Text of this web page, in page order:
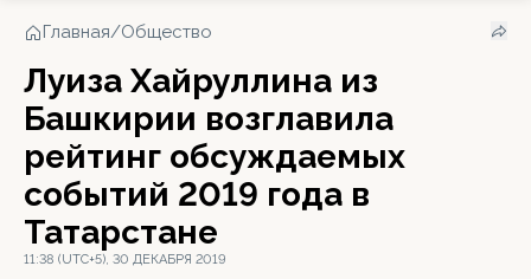
Главная/Общество
Луиза Хайруллина из
Башкирии возглавила
рейтинг обсуждаемых
событий 2019 года в
Татарстане
11:38 (UTC+5), 30 ДЕКАБРЯ 2019